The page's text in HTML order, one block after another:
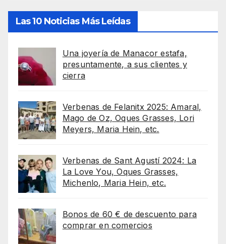
Las 10 Noticias Más Leídas
Una joyería de Manacor estafa,
presuntamente, a sus clientes y
cierra
Verbenas de Felanitx 2025: Amaral,
Mago de Oz, Oques Grasses, Lori
Meyers, Maria Hein, etc.
Verbenas de Sant Agustí 2024: La
La Love You, Oques Grasses,
Michenlo, Maria Hein, etc.
Bonos de 60 € de descuento para
comprar en comercios